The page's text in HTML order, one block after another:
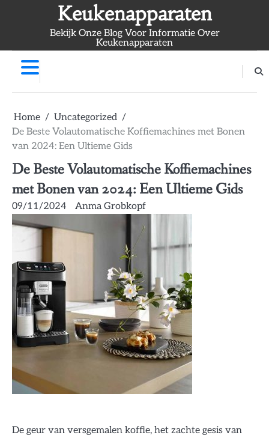
Keukenapparaten
Bekijk Onze Blog Voor Informatie Over
Keukenapparaten
Home
Uncategorized
De Beste Volautomatische Koffiemachines met Bonen
van 2024: Een Ultieme Gids
De Beste Volautomatische Koffiemachines
met Bonen van 2024: Een Ultieme Gids
09/11/2024 Anma Grobkopf
De geur van versgemalen koffie, het zachte gesis van